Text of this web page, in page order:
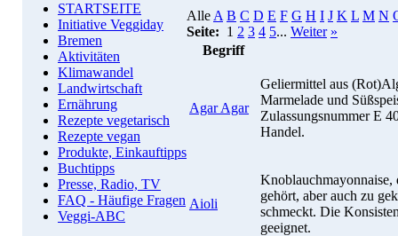
STARTSEITE
Initiative Veggiday
Bremen
Aktivitäten
Klimawandel
Landwirtschaft
Ernährung
Rezepte vegetarisch
Rezepte vegan
Produkte, Einkauftipps
Buchtipps
Presse, Radio, TV
FAQ - Häufige Fragen
Veggi-ABC
Alle A B C D E F G H I J K L M N
Seite: 1 2 3 4 5... Weiter »
Begriff
Agar Agar
Geliermittel aus
Marmelade und
Zulassungsnummer E
Handel.
Aioli
Knoblauchmayonnaise,
gehört, aber auch zu
schmeckt. Die
geeignet.